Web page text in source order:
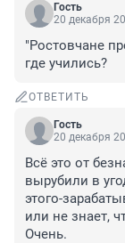
Гость
20 декабря
"Ростовчане
где учились?
ОТВЕТИТЬ
Гость
20 декабря
Всё это от
вырубили в
этого-
или не знает,
Очень.